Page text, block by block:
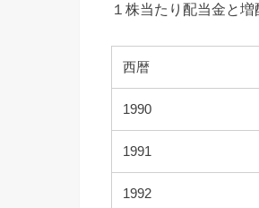
１株当たり配当金と
西暦
1990
1991
1992